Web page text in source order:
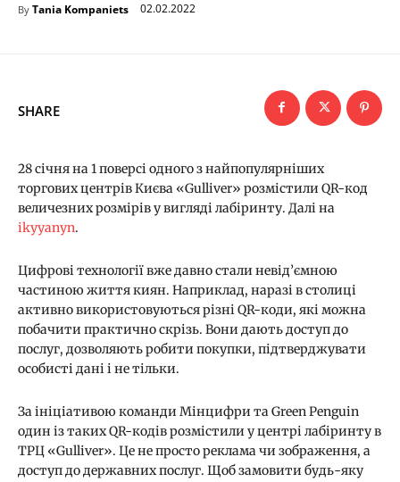
By Tania Kompaniets 02.02.2022
SHARE
28 січня на 1 поверсі одного з найпопулярніших
торгових центрів Києва «Gulliver» розмістили QR-код
величезних розмірів у вигляді лабіринту. Далі на
ikyyanyn.
Цифрові технології вже давно стали невід’ємною
частиною життя киян. Наприклад, наразі в столиці
активно використовуються різні QR-коди, які можна
побачити практично скрізь. Вони дають доступ до
послуг, дозволяють робити покупки, підтверджувати
особисті дані і не тільки.
За ініціативою команди Мінцифри та Green Penguin
один із таких QR-кодів розмістили у центрі лабіринту в
ТРЦ «Gulliver». Це не просто реклама чи зображення, а
доступ до державних послуг. Щоб замовити будь-яку